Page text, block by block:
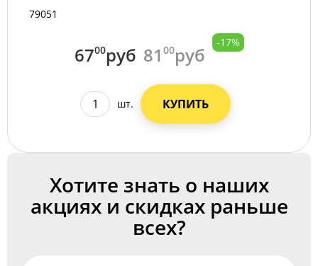
79051
6700руб 81 00руб
-17%
шт. КУПИТЬ
Хотите знать о наших
акциях и скидках раньше
всех?